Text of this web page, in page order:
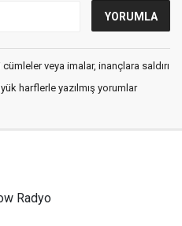
veya imalar, inançlara saldırı
harflerle yazılmış yorumlar
Radyo